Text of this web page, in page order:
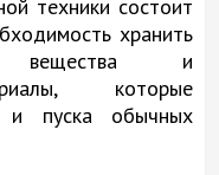
техники состоит
хранить
вещества и
которые
и пуска обычных